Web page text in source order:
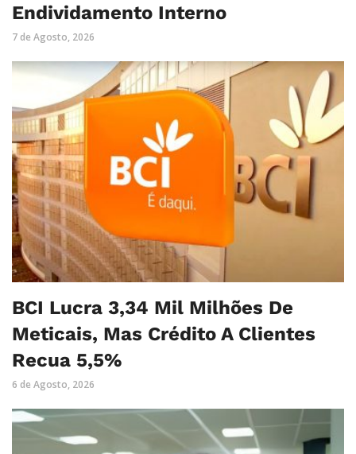
Endividamento Interno
7 de Agosto, 2026
BCI Lucra 3,34 Mil Milhões De
Meticais, Mas Crédito A Clientes
Recua 5,5%
6 de Agosto, 2026